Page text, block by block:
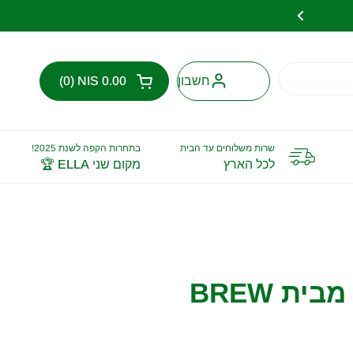
הבא
חשבון פתח עגלת קניות
עגלת הקניות סך הכל:
0.00 NIS
0
מוצרים בעגלת הקניות
שרות משלוחים עד הבית
לכל הארץ
בתחרות הקפה לשנת 2025!
מקום שני ELLA 🏆
כוס ממותגת מבית BREW